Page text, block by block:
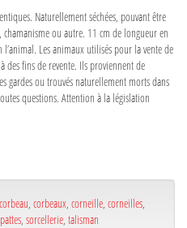
Naturellement séchées, pouvant être
ou autre. 11 cm de longueur en
Les animaux utilisés pour la vente de
des fins de revente. Ils proviennent de
gardes ou trouvés naturellement morts dans
questions. Attention à la législation
corbeau corbeaux corneille corneilles
pattes sorcellerie talisman